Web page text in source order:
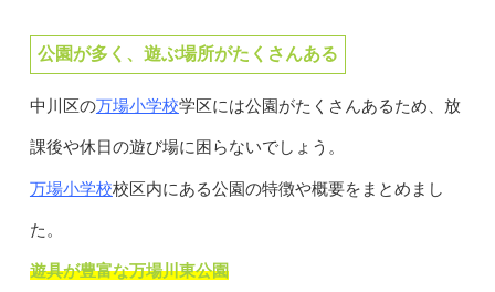
公園が多く、遊ぶ場所がたくさんある
中川区の万場小学校学区には公園がたくさんあるため、放
課後や休日の遊び場に困らないでしょう。
万場小学校校区内にある公園の特徴や概要をまとめまし
た。
遊具が豊富な万場川東公園